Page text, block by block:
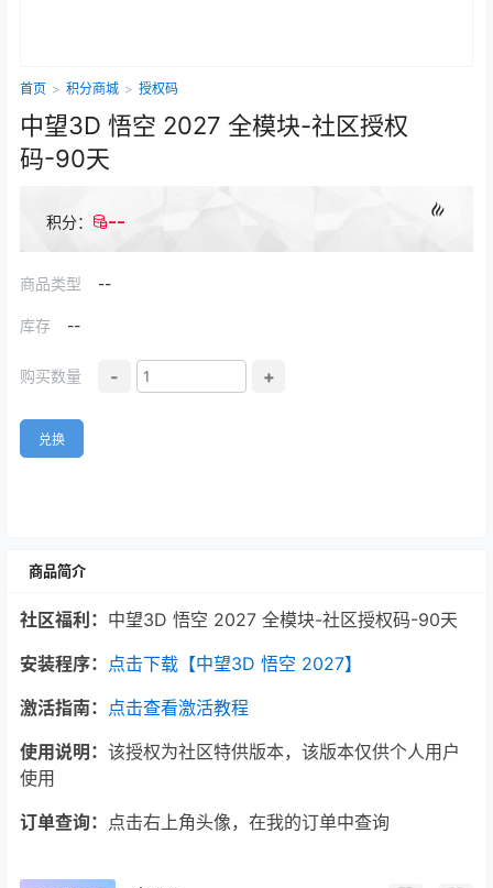
首页 > 积分商城 > 授权码
中望3D 悟空 2027 全模块-社区授权
码-90天
积分： --
商品类型 --
库存 --
购买数量 - +
兑换
商品简介
社区福利： 中望3D 悟空 2027 全模块-社区授权码-90天
安装程序： 点击下载【中望3D 悟空 2027】
激活指南： 点击查看激活教程
使用说明： 该授权为社区特供版本，该版本仅供个人用户
使用
订单查询： 点击右上角头像，在我的订单中查询